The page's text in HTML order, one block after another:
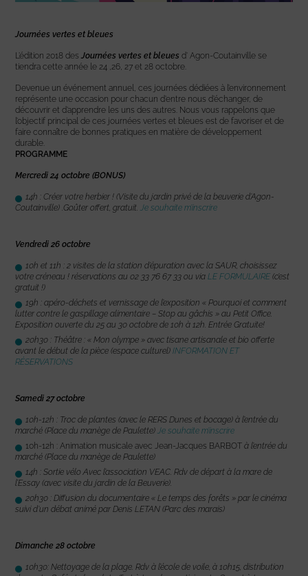
Journées vertes et bleues
L’édition 2018 desJournées vertes et bleues d’ Agon-Coutainville se
tiendra cette année le 24 ,26, 27 et 28 octobre.
Devenue un événement annuel, ces journées dédiées à l’environnement
représente une occasion pour chacun d’entre nous d’échanger, de
découvrir et d’apprendre les uns des autres. Nous vous rappelons que
l’objectif principal de ces journées vertes et bleues est de favoriser et de
faire connaître de bonnes pratiques en matière de développement
durable.
PROGRAMME
Mercredi 24 octobre (BONUS)
14h : Créer votre herbier ! (Visite du jardin privé de la beuverie d’Agon-
Coutainville) .Goûter offert, gratuit. Je souhaite m’inscrire
Vendredi 26 octobre
10h et 11h : 2 visites de la station d’épuration avec la SAUR, choisissez
votre créneau ! réservations au 02 33 76 67 33 ou viaLE FORMULAIRE (c’est
gratuit !)
19h : apéro-déchets et vernissage de l’exposition « Pourquoi et comment
lutter contre le gaspillage alimentaire – Stop au gâchis » au Petit Office.
Exposition ouverte du 25 au 30 octobre de 10h à 12h. Entrée Gratuite!
20h30 : Théâtre : « Mon olympe » avec tisane artisanale et bio offerte
avant le début de la pièce (espace culturel)INFORMATION ET
RÉSERVATIONS
Samedi 27 octobre
10h-12h : Troc de plantes (avec le RERS Dunes et bocage) à l’entrée du
marché (Place du manège de Paulette) Je souhaite m’inscrire
10h-12h : Animation musicale avec Jean-Jacques BARBOTà l’entrée du
marché (Place du manège de Paulette)
14h : Sortie vélo Avec l’association VEAC. Rdv de départ à la mare de
l’Essay (avec visite du jardin de la Beuverie).
20h30 : Diffusion du documentaire « Le temps des forêts » par le cinéma
suivi d’un débat animé par Denis LETAN (Parc des marais)
Dimanche 28 octobre
10h30: Nettoyage de la plage. Rdv à l’école de voile, à 10h15, distribution